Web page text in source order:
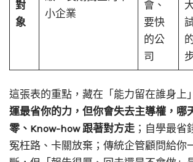
對
象
小企業
會、
要快
的公
司
這張表的重點，藏在「能力留在誰身上
運最省你的力，但你會失去主導權，哪
零、Know-how 跟著對方走 ；自學最省
冤枉路、卡關放棄；傳統企管顧問給你